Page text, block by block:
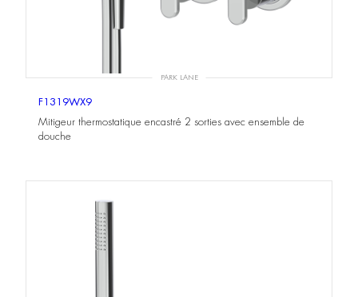
PARK LANE
F1319WX9
Mitigeur thermostatique encastré 2 sorties avec ensemble de
douche